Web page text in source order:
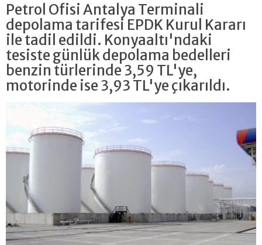
Petrol Ofisi Antalya Terminali
depolama tarifesi EPDK Kurul Kararı
ile tadil edildi. Konyaaltı'ndaki
tesiste günlük depolama bedelleri
benzin türlerinde 3,59 TL'ye,
motorinde ise 3,93 TL'ye çıkarıldı.